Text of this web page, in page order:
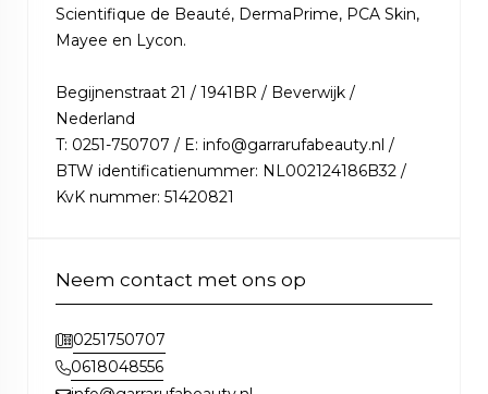
Scientifique de Beauté, DermaPrime, PCA Skin,
Mayee en Lycon.
Begijnenstraat 21 / 1941BR / Beverwijk /
Nederland
T: 0251-750707 / E: info@garrarufabeauty.nl /
BTW identificatienummer: NL002124186B32 /
KvK nummer: 51420821
Neem contact met ons op
0251750707
0618048556